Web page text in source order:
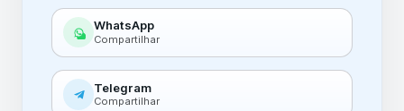
WhatsApp
Compartilhar
Telegram
Compartilhar